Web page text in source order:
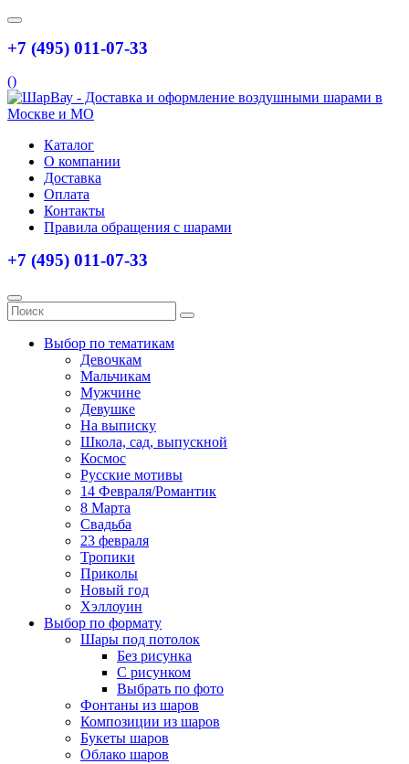
+7 (495) 011-07-33
()
Каталог
О компании
Доставка
Оплата
Контакты
Правила обращения с шарами
+7 (495) 011-07-33
Выбор по тематикам
Девочкам
Мальчикам
Мужчине
Девушке
На выписку
Школа, сад, выпускной
Космос
Русские мотивы
14 Февраля/Романтик
8 Марта
Свадьба
23 февраля
Тропики
Приколы
Новый год
Хэллоуин
Выбор по формату
Шары под потолок
Без рисунка
С рисунком
Выбрать по фото
Фонтаны из шаров
Композиции из шаров
Букеты шаров
Облако шаров